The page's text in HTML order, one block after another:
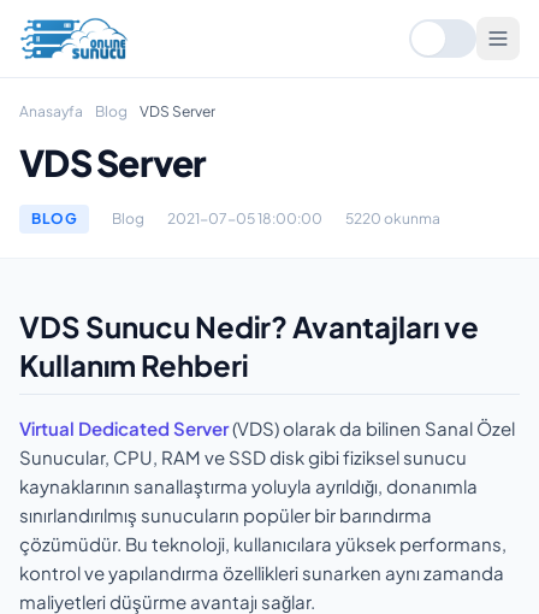
Anasayfa Blog VDS Server
VDS Server
BLOG Blog 2021-07-05 18:00:00 5220 okunma
VDS Sunucu Nedir? Avantajları ve
Kullanım Rehberi
Virtual Dedicated Server(VDS) olarak da bilinen Sanal Özel
Sunucular, CPU, RAM ve SSD disk gibi fiziksel sunucu
kaynaklarının sanallaştırma yoluyla ayrıldığı, donanımla
sınırlandırılmış sunucuların popüler bir barındırma
çözümüdür. Bu teknoloji, kullanıcılara yüksek performans,
kontrol ve yapılandırma özellikleri sunarken aynı zamanda
maliyetleri düşürme avantajı sağlar.